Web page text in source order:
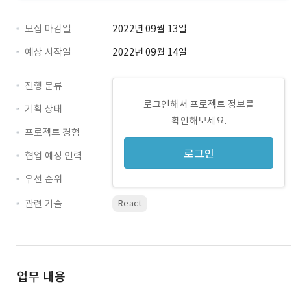
모집 마감일
2022년 09월 13일
예상 시작일
2022년 09월 14일
로그인해서 프로젝트 정보를
확인해보세요.
로그인
진행 분류
기획 상태
프로젝트 경험
협업 예정 인력
우선 순위
관련 기술
React
업무 내용